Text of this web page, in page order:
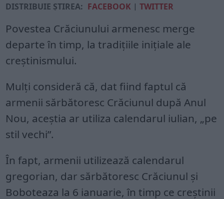
DISTRIBUIE ȘTIREA: FACEBOOK |TWITTER
Povestea Crăciunului armenesc merge
departe în timp, la tradiţiile iniţiale ale
creştinismului.
Mulţi consideră că, dat fiind faptul că
armenii sărbătoresc Crăciunul după Anul
Nou, aceştia ar utiliza calendarul iulian, „pe
stil vechi”.
În fapt, armenii utilizează calendarul
gregorian, dar sărbătoresc Crăciunul şi
Boboteaza la 6 ianuarie, în timp ce creştinii